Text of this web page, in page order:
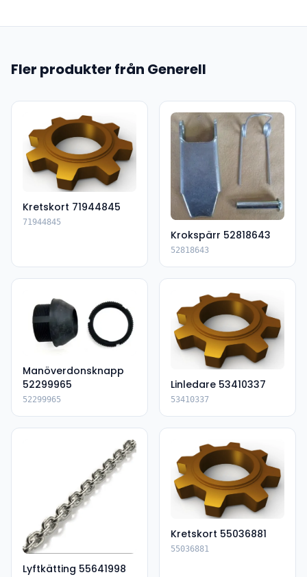
Fler produkter från Generell
Kretskort 71944845
71944845
Krokspärr 52818643
52818643
Manöverdonsknapp
52299965
52299965
Linledare 53410337
53410337
Lyftkätting 55641998
Kretskort 55036881
55036881